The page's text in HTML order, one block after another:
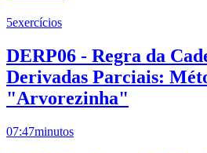
5exercícios
DERP06 - Regra da
Derivadas Parciais:
"Arvorezinha"
07:47minutos